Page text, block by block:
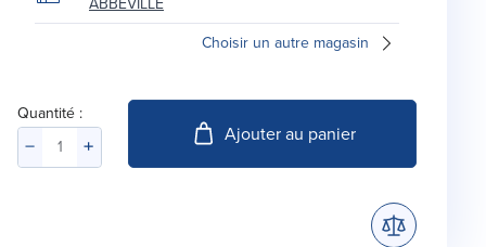
Choisir un autre magasin
Quantité :
Ajouter au panier